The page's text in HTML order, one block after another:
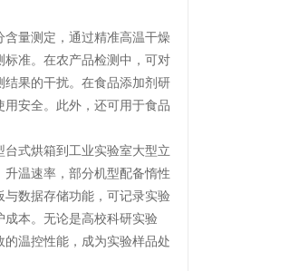
量测定，通过精准高温干燥
准。在农产品检测中，可对
果的干扰。在食品添加剂研
安全。此外，还可用于食品
式烘箱到工业实验室大型立
温速率，部分机型配备惰性
数据存储功能，可记录实验
本。无论是高校科研实验
温控性能，成为实验样品处